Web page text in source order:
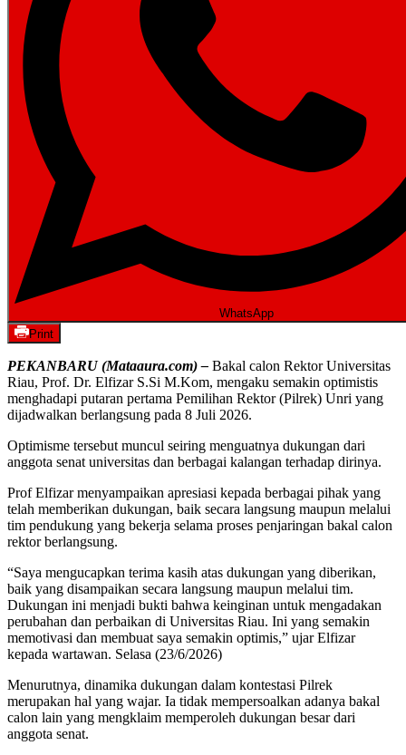
WhatsApp
Print
PEKANBARU (Mataaura.com) – Bakal calon Rektor Universitas
Riau, Prof. Dr. Elfizar S.Si M.Kom, mengaku semakin optimistis
menghadapi putaran pertama Pemilihan Rektor (Pilrek) Unri yang
dijadwalkan berlangsung pada 8 Juli 2026.
Optimisme tersebut muncul seiring menguatnya dukungan dari
anggota senat universitas dan berbagai kalangan terhadap dirinya.
Prof Elfizar menyampaikan apresiasi kepada berbagai pihak yang
telah memberikan dukungan, baik secara langsung maupun melalui
tim pendukung yang bekerja selama proses penjaringan bakal calon
rektor berlangsung.
“Saya mengucapkan terima kasih atas dukungan yang diberikan,
baik yang disampaikan secara langsung maupun melalui tim.
Dukungan ini menjadi bukti bahwa keinginan untuk mengadakan
perubahan dan perbaikan di Universitas Riau. Ini yang semakin
memotivasi dan membuat saya semakin optimis,” ujar Elfizar
kepada wartawan. Selasa (23/6/2026)
Menurutnya, dinamika dukungan dalam kontestasi Pilrek
merupakan hal yang wajar. Ia tidak mempersoalkan adanya bakal
calon lain yang mengklaim memperoleh dukungan besar dari
anggota senat.